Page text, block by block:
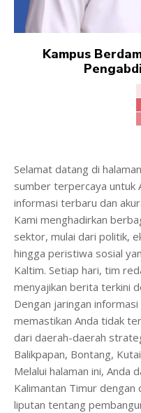
Kampus
Selamat datang di
sumber terpercaya untuk
informasi terbaru dan
Kami menghadirkan
sektor, mulai dari politik,
hingga peristiwa sosial
Kaltim. Setiap hari, tim
menyajikan berita terkini
Dengan jaringan
memastikan Anda tidak
dari daerah-daerah
Balikpapan, Bontang,
Melalui halaman ini, Anda
Kalimantan Timur dengan
liputan tentang